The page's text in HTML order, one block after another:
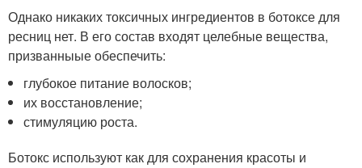
Однако никаких токсичных ингредиентов в ботоксе для
ресниц нет. В его состав входят целебные вещества,
призванныые обеспечить:
глубокое питание волосков;
их восстановление;
стимуляцию роста.
Ботокс используют как для сохранения красоты и